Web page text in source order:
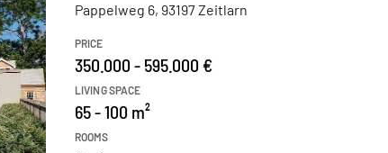
Pappelweg 6, 93197 Zeitlarn
PRICE
350.000 - 595.000 €
LIVING SPACE
65 - 100 m²
ROOMS